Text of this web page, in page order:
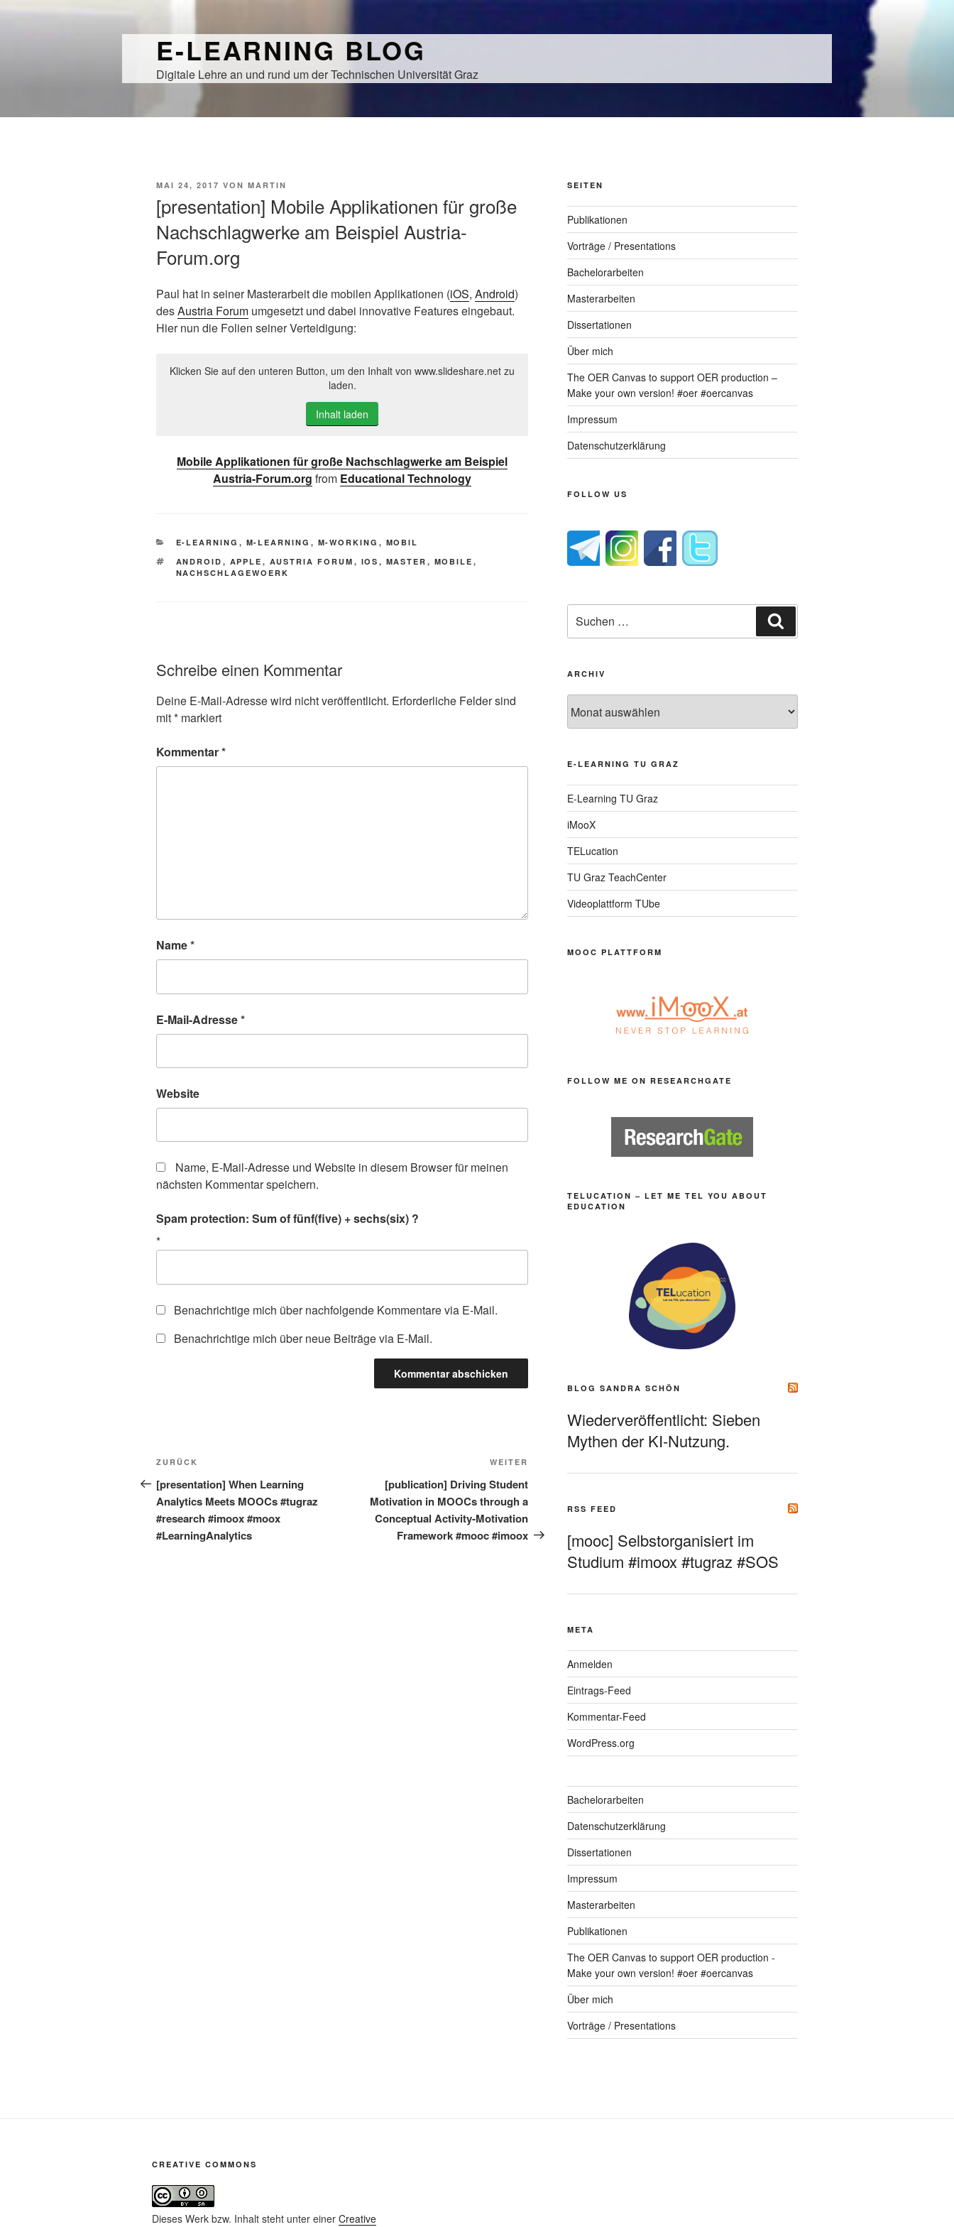
E-LEARNING BLOG
Digitale Lehre an und rund um der Technischen Universität Graz
VERÖFFENTLICHT
MAI 24, 2017 VON MARTIN
[presentation] Mobile Applikationen für große
Nachschlagwerke am Beispiel Austria-
Forum.org
Paul hat in seiner Masterarbeit die mobilen Applikationen (iOS, Android)
desAustria Forum umgesetzt und dabei innovative Features eingebaut.
Hier nun die Folien seiner Verteidigung:
Klicken Sie auf den unteren Button, um den Inhalt von www.slideshare.net zu
laden.
Inhalt laden
Mobile Applikationen für große Nachschlagwerke am Beispiel
Austria-Forum.org from Educational Technology
KATEGORIEN
E-LEARNING , M-LEARNING , M-WORKING , MOBIL
SCHLAGWÖRTER
ANDROID , APPLE , AUSTRIA FORUM , IOS , MASTER , MOBILE ,
NACHSCHLAGEWOERK
Schreibe einen Kommentar
Deine E-Mail-Adresse wird nicht veröffentlicht. Erforderliche Felder sind
mit* markiert
Kommentar*
Name*
E-Mail-Adresse*
Website
Name, E-Mail-Adresse und Website in diesem Browser für meinen
nächsten Kommentar speichern.
Spam protection: Sum of fünf(five) + sechs(six) ?
*
Benachrichtige mich über nachfolgende Kommentare via E-Mail.
Benachrichtige mich über neue Beiträge via E-Mail.
Beitragsnavigation
Vorheriger
Beitrag
ZURÜCK
[presentation] When Learning
Analytics Meets MOOCs #tugraz
#research #imoox #moox
#LearningAnalytics
Beitrag
WEITER
[publication] Driving Student
Motivation in MOOCs through a
Conceptual Activity-Motivation
Framework #mooc #imoox
SEITEN
Publikationen
Vorträge / Presentations
Bachelorarbeiten
Masterarbeiten
Dissertationen
Über mich
The OER Canvas to support OER production –
Make your own version! #oer #oercanvas
Impressum
Datenschutzerklärung
FOLLOW US
nach:
ARCHIV
E-LEARNING TU GRAZ
E-Learning TU Graz
iMooX
TELucation
TU Graz TeachCenter
Videoplattform TUbe
MOOC PLATTFORM
FOLLOW ME ON RESEARCHGATE
TELUCATION – LET ME TEL YOU ABOUT
EDUCATION
BLOG SANDRA SCHÖN
Wiederveröffentlicht: Sieben
Mythen der KI-Nutzung.
RSS FEED
[mooc] Selbstorganisiert im
Studium #imoox #tugraz #SOS
META
Anmelden
Eintrags-Feed
Kommentar-Feed
WordPress.org
Bachelorarbeiten
Datenschutzerklärung
Dissertationen
Impressum
Masterarbeiten
Publikationen
The OER Canvas to support OER production -
Make your own version! #oer #oercanvas
Über mich
Vorträge / Presentations
CREATIVE COMMONS
Dieses Werk bzw. Inhalt steht unter einer Creative